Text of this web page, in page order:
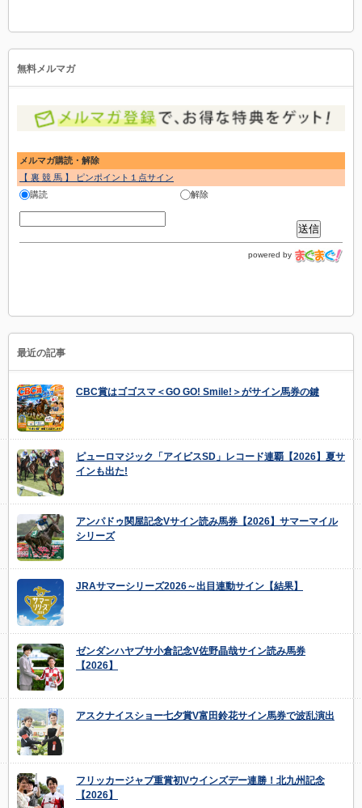
無料メルマガ
メルマガ購読・解除
【 裏 競 馬 】 ピンポイント１点サイン
購読
解除
powered by
最近の記事
CBC賞はゴゴスマ＜GO GO! Smile!＞がサイン馬券の鍵
ピューロマジック「アイビスSD」レコード連覇【2026】夏サ
インも出た!
アンパドゥ関屋記念Vサイン読み馬券【2026】サマーマイル
シリーズ
JRAサマーシリーズ2026～出目連動サイン【結果】
ゼンダンハヤブサ小倉記念V佐野晶哉サイン読み馬券
【2026】
アスクナイスショー七夕賞V富田鈴花サイン馬券で波乱演出
フリッカージャブ重賞初Vウインズデー連勝！北九州記念
【2026】